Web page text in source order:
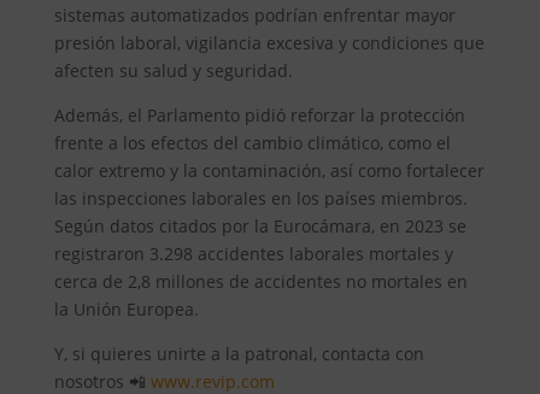
sistemas automatizados podrían enfrentar mayor
presión laboral, vigilancia excesiva y condiciones que
afecten su salud y seguridad.
Además, el Parlamento pidió reforzar la protección
frente a los efectos del cambio climático, como el
calor extremo y la contaminación, así como fortalecer
las inspecciones laborales en los países miembros.
Según datos citados por la Eurocámara, en 2023 se
registraron 3.298 accidentes laborales mortales y
cerca de 2,8 millones de accidentes no mortales en
la Unión Europea.
Y, si quieres unirte a la patronal, contacta con
nosotros 📲 www.revip.com